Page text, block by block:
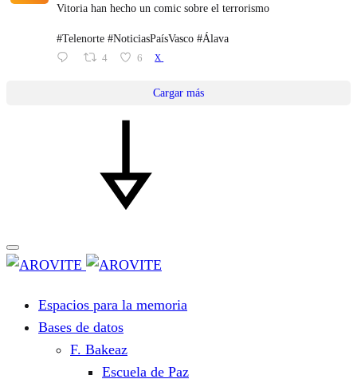
Vitoria han hecho un comic sobre el terrorismo
#Telenorte #NoticiasPaísVasco #Álava
4 6 X
Cargar más
Espacios para la memoria
Bases de datos
F. Bakeaz
Escuela de Paz